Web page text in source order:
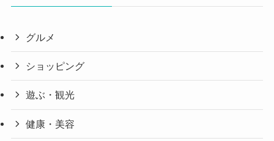
グルメ
ショッピング
遊ぶ・観光
健康・美容